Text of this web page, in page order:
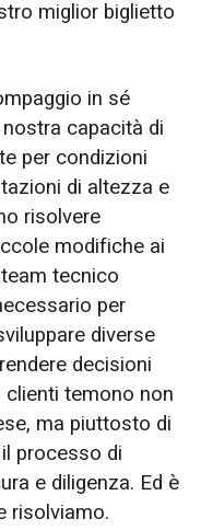
miglior biglietto
in sé
capacità di
per condizioni
di altezza e
risolvere
modifiche ai
tecnico
per
diverse
decisioni
temono non
ma piuttosto di
processo di
e diligenza. Ed è
risolviamo.